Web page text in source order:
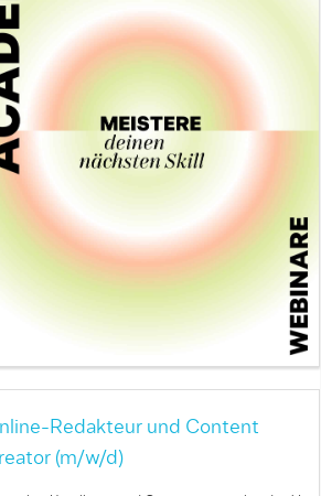
Redakteur und Content
(m/w/d)